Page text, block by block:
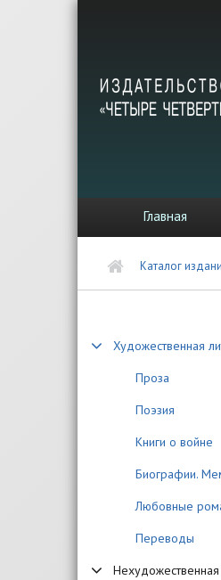
Главная
Каталог
Художественная
Проза
Поэзия
Книги о войне
Биографии.
Любовные
Переводы
Нехудожественная